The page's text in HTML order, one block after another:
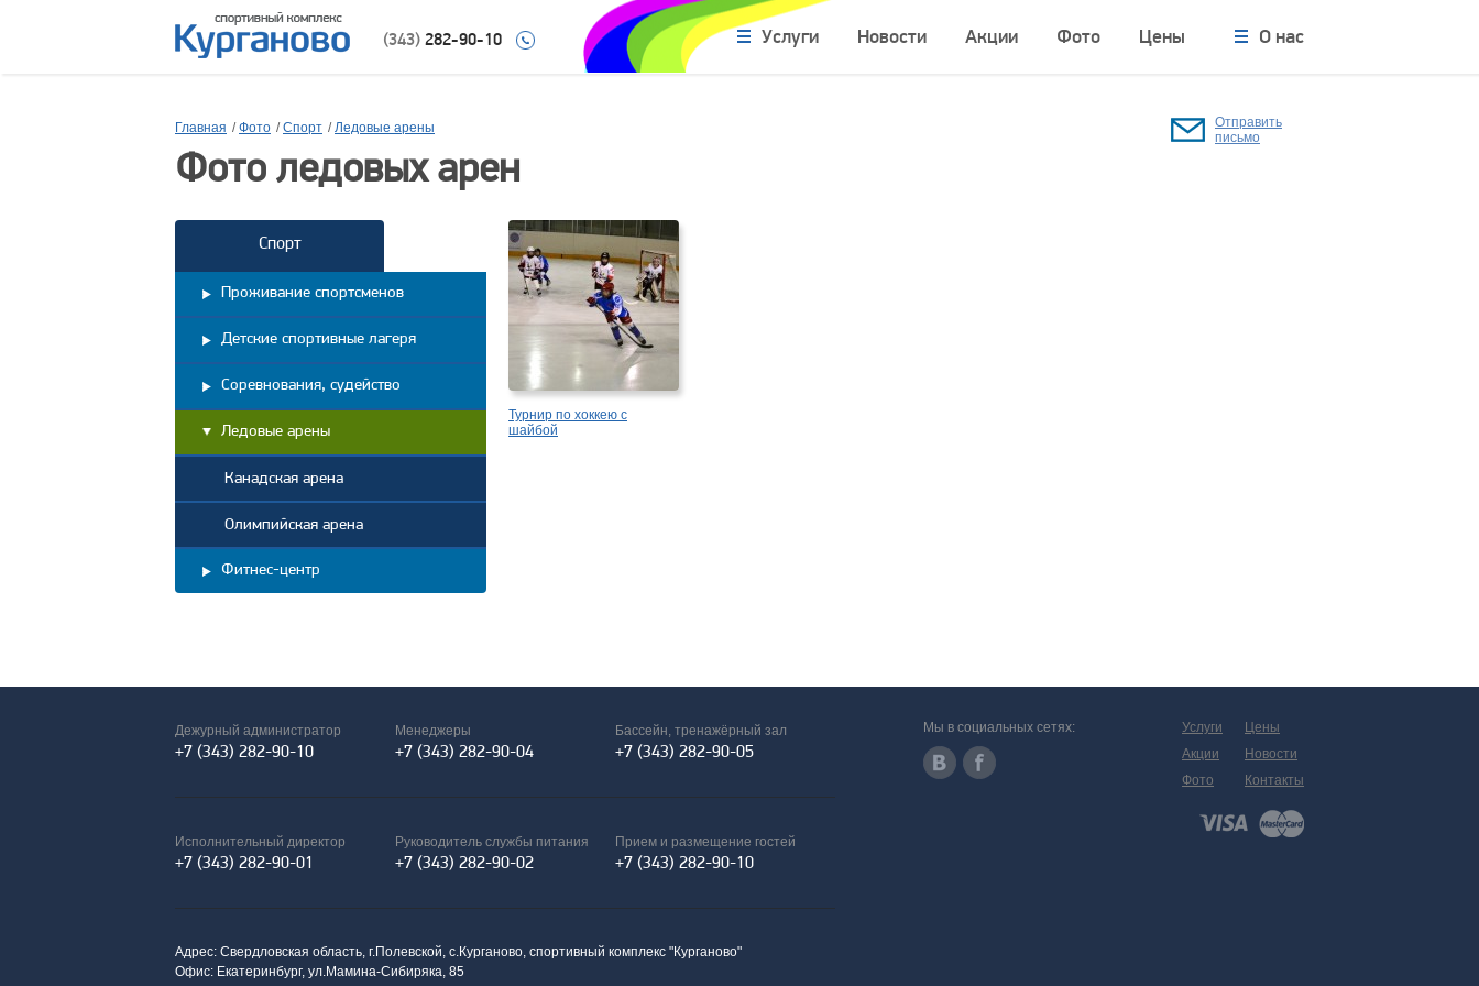
(343) 282-90-10 Услуги Новости Акции Фото Цены О нас
Главная /Фото /Спорт /Ледовые арены
Фото ледовых арен
Отправить
письмо
Спорт
Проживание спортсменов
Детские спортивные лагеря
Соревнования, судейство
Ледовые арены
Канадская арена
Олимпийская арена
Фитнес-центр
Турнир по хоккею с
шайбой
Дежурный администратор
+7 (343) 282-90-10
Менеджеры
+7 (343) 282-90-04
Бассейн, тренажёрный зал
+7 (343) 282-90-05
Исполнительный директор
+7 (343) 282-90-01
Руководитель службы питания
+7 (343) 282-90-02
Прием и размещение гостей
+7 (343) 282-90-10
Адрес: Свердловская область, г.Полевской, с.Курганово, спортивный комплекс "Курганово"
Офис: Екатеринбург, ул.Мамина-Сибиряка, 85
Мы в социальных сетях:
Услуги
Акции
Фото
Цены
Новости
Контакты